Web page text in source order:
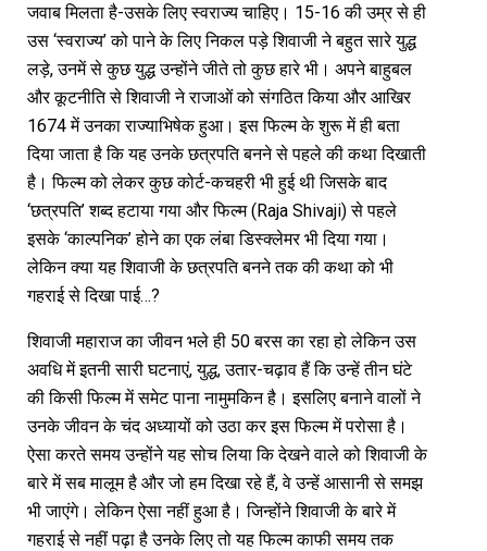
जवाब मिलता है-उसके लिए स्वराज्य चाहिए। 15-16 की उम्र से ही
उस ‘स्वराज्य’ को पाने के लिए निकल पड़े शिवाजी ने बहुत सारे युद्ध
लड़े, उनमें से कुछ युद्ध उन्होंने जीते तो कुछ हारे भी। अपने बाहुबल
और कूटनीति से शिवाजी ने राजाओं को संगठित किया और आखिर
1674 में उनका राज्याभिषेक हुआ। इस फिल्म के शुरू में ही बता
दिया जाता है कि यह उनके छत्रपति बनने से पहले की कथा दिखाती
है। फिल्म को लेकर कुछ कोर्ट-कचहरी भी हुई थी जिसके बाद
‘छत्रपति’ शब्द हटाया गया और फिल्म (Raja Shivaji) से पहले
इसके ‘काल्पनिक’ होने का एक लंबा डिस्क्लेमर भी दिया गया।
लेकिन क्या यह शिवाजी के छत्रपति बनने तक की कथा को भी
गहराई से दिखा पाई…?
शिवाजी महाराज का जीवन भले ही 50 बरस का रहा हो लेकिन उस
अवधि में इतनी सारी घटनाएं, युद्ध, उतार-चढ़ाव हैं कि उन्हें तीन घंटे
की किसी फिल्म में समेट पाना नामुमकिन है। इसलिए बनाने वालों ने
उनके जीवन के चंद अध्यायों को उठा कर इस फिल्म में परोसा है।
ऐसा करते समय उन्होंने यह सोच लिया कि देखने वाले को शिवाजी के
बारे में सब मालूम है और जो हम दिखा रहे हैं, वे उन्हें आसानी से समझ
भी जाएंगे। लेकिन ऐसा नहीं हुआ है। जिन्होंने शिवाजी के बारे में
गहराई से नहीं पढ़ा है उनके लिए तो यह फिल्म काफी समय तक